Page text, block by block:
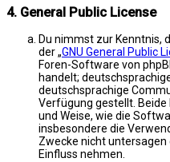
4. General Public License
Du nimmst zur Kenntnis,
der „GNU General Public
Foren-Software von
handelt;
deutschsprachige
Verfügung gestellt.
und Weise, wie die
insbesondere die
Zwecke nicht
Einfluss nehmen.